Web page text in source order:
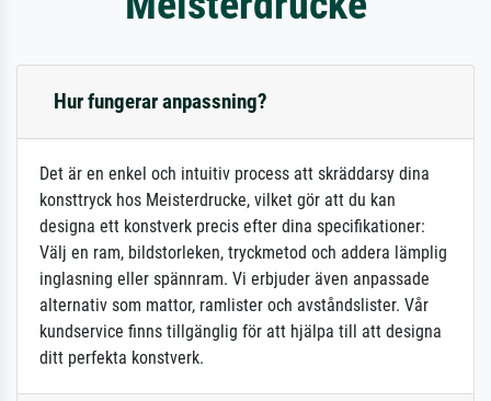
Hur fungerar anpassning?
Det är en enkel och intuitiv process att skräddarsy dina
konsttryck hos Meisterdrucke, vilket gör att du kan
designa ett konstverk precis efter dina specifikationer:
Välj en ram, bildstorleken, tryckmetod och addera lämplig
inglasning eller spännram. Vi erbjuder även anpassade
alternativ som mattor, ramlister och avståndslister. Vår
kundservice finns tillgänglig för att hjälpa till att designa
ditt perfekta konstverk.